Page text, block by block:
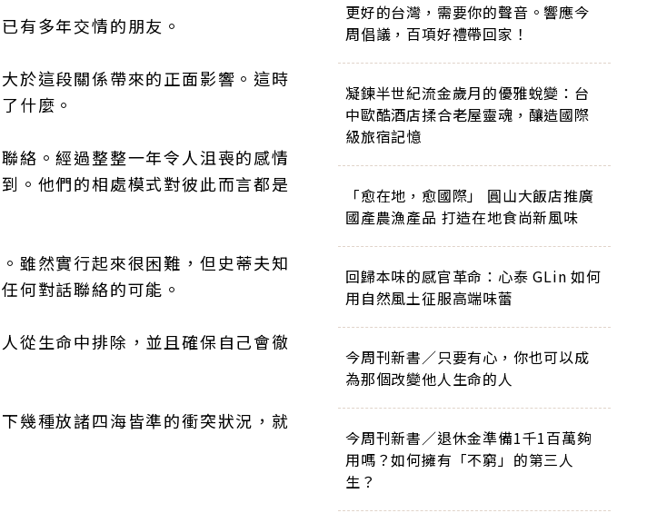
有多年交情的朋友。
於這段關係帶來的正面影響。這時
什麼。
絡。經過整整一年令人沮喪的感情
。他們的相處模式對彼此而言都是
雖然實行起來很困難，但史蒂夫知
何對話聯絡的可能。
從生命中排除，並且確保自己會徹
幾種放諸四海皆準的衝突狀況，就
更好的台灣，需要你的聲音。響應今
周倡議，百項好禮帶回家！
凝鍊半世紀流金歲月的優雅蛻變：台
中歐酷酒店揉合老屋靈魂，釀造國際
級旅宿記憶
「愈在地，愈國際」 圓山大飯店推廣
國產農漁產品 打造在地食尚新風味
回歸本味的感官革命：心泰 GLin 如何
用自然風土征服高端味蕾
今周刊新書／只要有心，你也可以成
為那個改變他人生命的人
今周刊新書／退休金準備1千1百萬夠
用嗎？如何擁有「不窮」的第三人
生？